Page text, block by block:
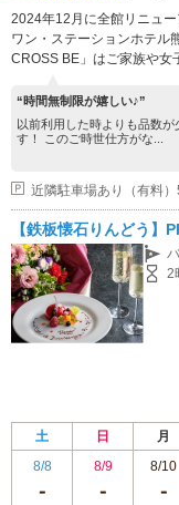
2024年12月に全館リニュー
ワン・ステーションホテル
CROSS BE」はご家族や女
“時間無制限が嬉しい♪”
以前利用した時よりも品数
す！ このご時世仕方がな...
【鉄板懐石りんどう】
2
土 日 月
8/8
8/9 8/10